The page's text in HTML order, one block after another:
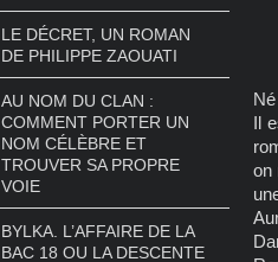
LE DÉCRET, UN ROMAN
DE PHILIPPE ZAOUATI
AU NOM DU CLAN :
COMMENT PORTER UN
NOM CÉLÈBRE ET
TROUVER SA PROPRE
VOIE
BYLKA. L’AFFAIRE DE LA
BAC 18 OU LA DESCENTE
Il
on